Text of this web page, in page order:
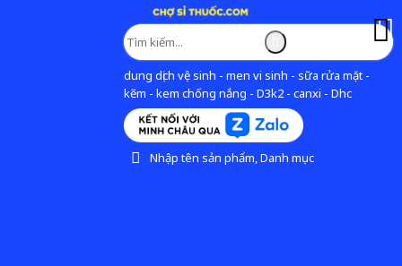
dung dịch vệ sinh - men vi sinh - sữa rửa mặt -
kẽm - kem chống nắng - D3k2 - canxi - Dhc
Nhập tên sản phẩm, Danh mục